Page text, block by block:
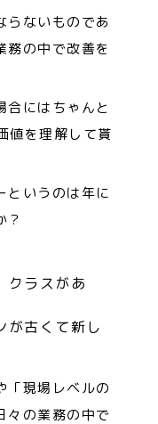
らないものであ
の中で改善を
合にはちゃんと
値を理解して貰
というのは年に
？
クラスがあ
が古くて新し
「現場レベルの
々の業務の中で